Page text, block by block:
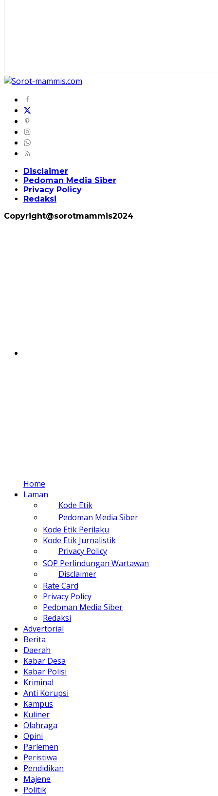
Disclaimer
Pedoman Media Siber
Privacy Policy
Redaksi
Copyright@sorotmammis2024
Home
Laman
Kode Etik
Pedoman Media Siber
Kode Etik Perilaku
Kode Etik Jurnalistik
Privacy Policy
SOP Perlindungan Wartawan
Disclaimer
Rate Card
Privacy Policy
Pedoman Media Siber
Redaksi
Advertorial
Berita
Daerah
Kabar Desa
Kabar Polisi
Kriminal
Anti Korupsi
Kampus
Kuliner
Olahraga
Opini
Parlemen
Peristiwa
Pendidikan
Majene
Politik